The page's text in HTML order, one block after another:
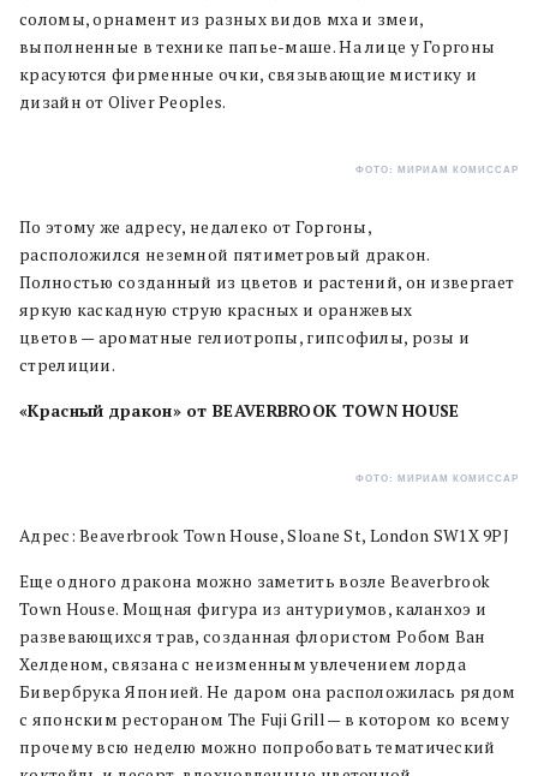
соломы, орнамент из разных видов мха и змеи,
выполненные в технике папье-маше. На лице у Горгоны
красуются фирменные очки, связывающие мистику и
дизайн от Oliver Peoples.
ФОТО: МИРИАМ КОМИССАР
По этому же адресу, недалеко от Горгоны,
расположился неземной пятиметровый дракон.
Полностью созданный из цветов и растений, он извергает
яркую каскадную струю красных и оранжевых
цветов — ароматные гелиотропы, гипсофилы, розы и
стрелиции.
«Красный дракон» от BEAVERBROOK TOWN HOUSE
ФОТО: МИРИАМ КОМИССАР
Адрес: Beaverbrook Town House, Sloane St, London SW1X 9PJ
Еще одного дракона можно заметить возле Beaverbrook
Town House. Мощная фигура из антуриумов, каланхоэ и
развевающихся трав, созданная флористом Робом Ван
Хелденом, связана с неизменным увлечением лорда
Бивербрука Японией. Не даром она расположилась рядом
с японским рестораном The Fuji Grill — в котором ко всему
прочему всю неделю можно попробовать тематический